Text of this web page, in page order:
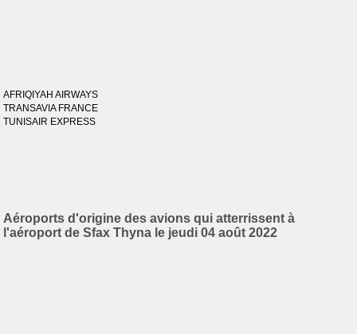
AFRIQIYAH AIRWAYS
TRANSAVIA FRANCE
TUNISAIR EXPRESS
Aéroports d'origine des avions qui atterrissent à
l'aéroport de Sfax Thyna le jeudi 04 août 2022